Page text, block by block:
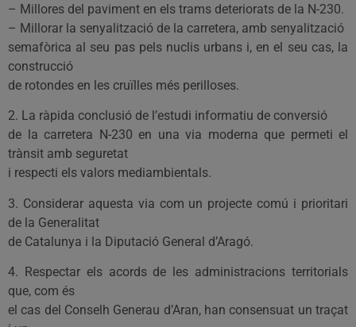
– Millores del paviment en els trams deteriorats de la N-230.
– Millorar la senyalització de la carretera, amb senyalització
semafòrica al seu pas pels nuclis urbans i, en el seu cas, la
construcció
de rotondes en les cruïlles més perilloses.
2. La ràpida conclusió de l’estudi informatiu de conversió
de la carretera N-230 en una via moderna que permeti el
trànsit amb seguretat
i respecti els valors mediambientals.
3. Considerar aquesta via com un projecte comú i prioritari
de la Generalitat
de Catalunya i la Diputació General d’Aragó.
4. Respectar els acords de les administracions territorials
que, com és
el cas del Conselh Generau d’Aran, han consensuat un traçat